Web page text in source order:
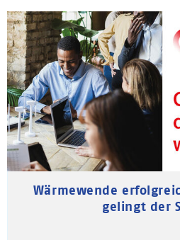
Wärmewende
gelingt der